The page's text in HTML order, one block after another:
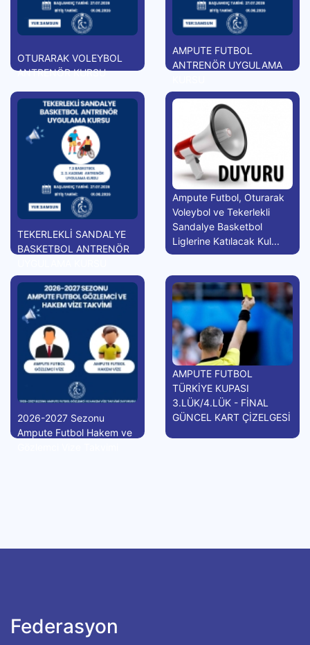
OTURARAK VOLEYBOL
ANTRENÖR KURSU
AMPUTE FUTBOL
ANTRENÖR UYGULAMA
TEKERLEKLİ SANDALYE
BASKETBOL ANTRENÖR
Ampute Futbol, Oturarak
Voleybol ve Tekerlekli
Sandalye Basketbol
Liglerine Katılacak Kul...
2026-2027 Sezonu
Ampute Futbol Hakem ve
AMPUTE FUTBOL
TÜRKİYE KUPASI
3.LÜK/4.LÜK - FİNAL
GÜNCEL KART ÇİZELGESİ
Federasyon